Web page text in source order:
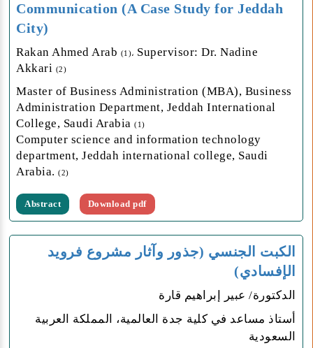
Communication (A Case Study for Jeddah
City)
Rakan Ahmed Arab (1)، Supervisor: Dr. Nadine
Akkari (2)
Master of Business Administration (MBA), Business
Administration Department, Jeddah International
College, Saudi Arabia(1)
Computer science and information technology
department, Jeddah international college, Saudi
Arabia.(2)
Abstract Download pdf
الكبت الجنسي (جذور وآثار مشروع فرويد
الإفسادي)
الدكتورة/ عبير إبراهيم قارة
أستاذ مساعد في كلية جدة العالمية، المملكة العربية
السعودية